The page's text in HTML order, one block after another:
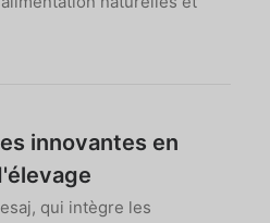
innovantes en
qui intègre les